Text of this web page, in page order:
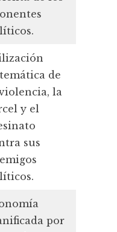
de
la
y el
sus
por